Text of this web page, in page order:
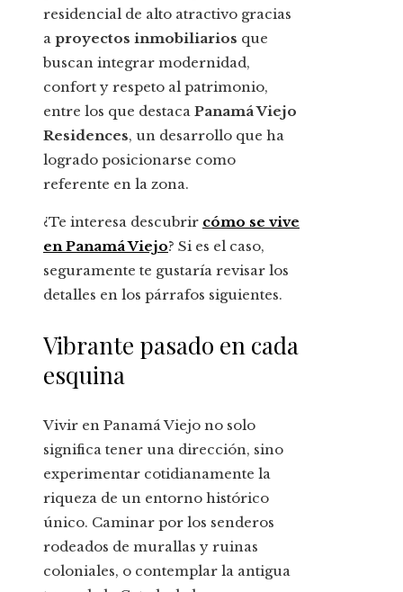
residencial de alto atractivo gracias
a proyectos inmobiliarios que
buscan integrar modernidad,
confort y respeto al patrimonio,
entre los que destaca Panamá Viejo
Residences, un desarrollo que ha
logrado posicionarse como
referente en la zona.
¿Te interesa descubrir cómo se vive
en Panamá Viejo? Si es el caso,
seguramente te gustaría revisar los
detalles en los párrafos siguientes.
Vibrante pasado en cada
esquina
Vivir en Panamá Viejo no solo
significa tener una dirección, sino
experimentar cotidianamente la
riqueza de un entorno histórico
único. Caminar por los senderos
rodeados de murallas y ruinas
coloniales, o contemplar la antigua